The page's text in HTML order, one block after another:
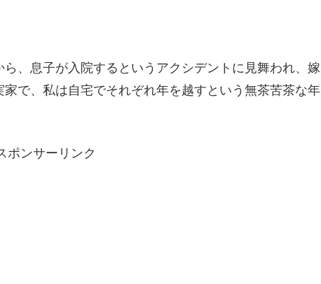
、息子が入院するというアクシデントに見舞われ、嫁
で、私は自宅でそれぞれ年を越すという無茶苦茶な年
ポンサーリンク